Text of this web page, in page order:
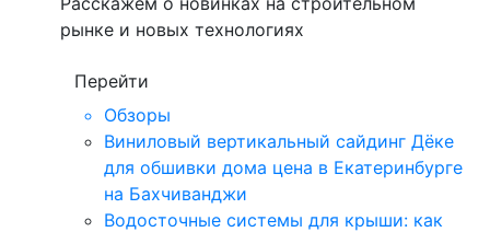
рынке и новых технологиях
Перейти
Обзоры
Виниловый вертикальный сайдинг Дёке
для обшивки дома цена в Екатеринбурге
на Бахчиванджи
Водосточные системы для крыши: как